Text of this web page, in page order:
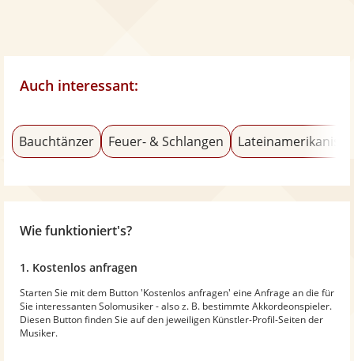
Auch interessant:
Bauchtänzer Feuer- & Schlangen
Wie funktioniert's?
1. Kostenlos anfragen
Starten Sie mit dem Button 'Kostenlos anfragen' eine Anfrage an die für
Sie interessanten Solomusiker - also z. B. bestimmte Akkordeonspieler.
Diesen Button finden Sie auf den jeweiligen Künstler-Profil-Seiten der
Musiker.